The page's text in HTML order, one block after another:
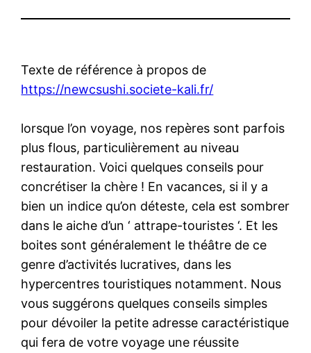
Texte de référence à propos de
https://newcsushi.societe-kali.fr/
lorsque l’on voyage, nos repères sont parfois
plus flous, particulièrement au niveau
restauration. Voici quelques conseils pour
concrétiser la chère ! En vacances, si il y a
bien un indice qu’on déteste, cela est sombrer
dans le aiche d’un ‘ attrape-touristes ‘. Et les
boites sont généralement le théâtre de ce
genre d’activités lucratives, dans les
hypercentres touristiques notamment. Nous
vous suggérons quelques conseils simples
pour dévoiler la petite adresse caractéristique
qui fera de votre voyage une réussite